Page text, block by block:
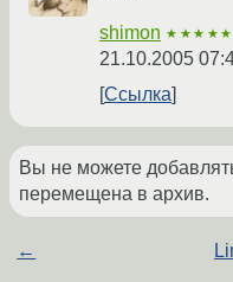
shimon ★★★★★
21.10.2005
Ссылка
Вы не можете
перемещена в архив.
←